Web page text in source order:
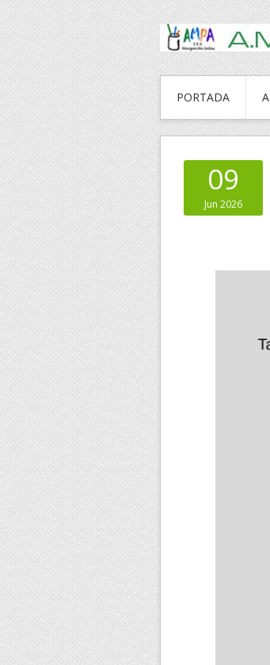
PORTADA
09
Jun 2026